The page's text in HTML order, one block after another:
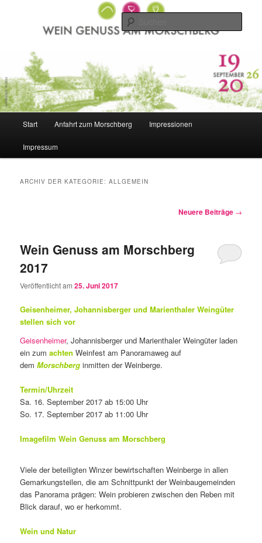
Start Anfahrt zum Morschberg Impressionen
Impressum
ARCHIV DER KATEGORIE:ALLGEMEIN
Neuere Beiträge →
Wein Genuss am Morschberg
2017
Veröffentlicht am25. Juni 2017
Geisenheimer, Johannisberger undMarienthalerWeingüter
stellen sich vor
Geisenheimer, Johannisberger und Marienthaler Weingüter laden
ein zumachten Weinfest am Panoramaweg auf
demMorschberg inmitten der Weinberge.
Termin/Uhrzeit
Sa. 16. September 2017 ab 15:00 Uhr
So. 17. September 2017 ab 11:00 Uhr
Imagefilm Wein Genuss am Morschberg
Viele der beteiligten Winzer bewirtschaften Weinberge in allen
Gemarkungsteilen, die am Schnittpunkt der Weinbaugemeinden
das Panorama prägen: Wein probieren zwischen den Reben mit
Blick darauf, wo er herkommt.
Wein und Natur